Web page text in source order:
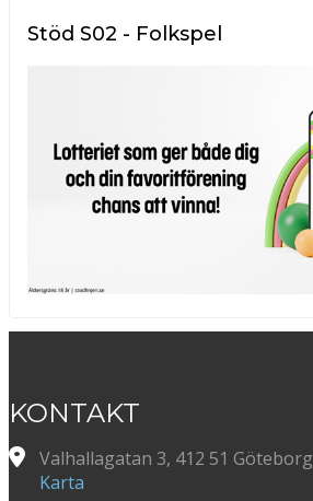
Stöd S02 - Folkspel
KONTAKT
Valhallagatan 3, 412 51 Göteborg
Karta